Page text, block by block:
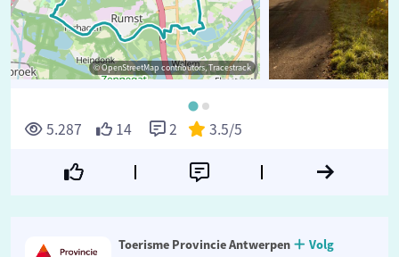
© OpenStreetMap contributors, Tracestrack
5.287 14 2 3.5/5
Toerisme Provincie Antwerpen
Volg